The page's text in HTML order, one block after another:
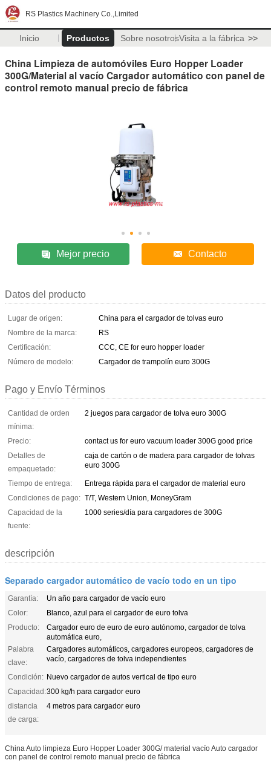
RS Plastics Machinery Co.,Limited
Inicio Productos Sobre nosotrosVisita a la fábrica >>
China Limpieza de automóviles Euro Hopper Loader
300G/Material al vacío Cargador automático con panel de
control remoto manual precio de fábrica
Mejor precio Contacto
Datos del producto
Lugar de origen:
China para el cargador de tolvas euro
Nombre de la marca:
RS
Certificación:
CCC, CE for euro hopper loader
Número de modelo:
Cargador de trampolín euro 300G
Pago y Envío Términos
Cantidad de orden
mínima:
2 juegos para cargador de tolva euro 300G
Precio:
contact us for euro vacuum loader 300G good price
Detalles de
empaquetado:
caja de cartón o de madera para cargador de tolvas
euro 300G
Tiempo de entrega:
Entrega rápida para el cargador de material euro
Condiciones de pago: T/T, Western Union, MoneyGram
Capacidad de la
fuente:
1000 series/día para cargadores de 300G
descripción
Separado cargador automático de vacío todo en un tipo
Garantía:
Un año para cargador de vacío euro
Color:
Blanco, azul para el cargador de euro tolva
Producto:
Cargador euro de euro de euro autónomo, cargador de tolva
automática euro,
Palabra
clave:
Cargadores automáticos, cargadores europeos, cargadores de
vacío, cargadores de tolva independientes
Condición: Nuevo cargador de autos vertical de tipo euro
Capacidad:300 kg/h para cargador euro
distancia
de carga:
4 metros para cargador euro
China Auto limpieza Euro Hopper Loader 300G/ material vacío Auto cargador
con panel de control remoto manual precio de fábrica